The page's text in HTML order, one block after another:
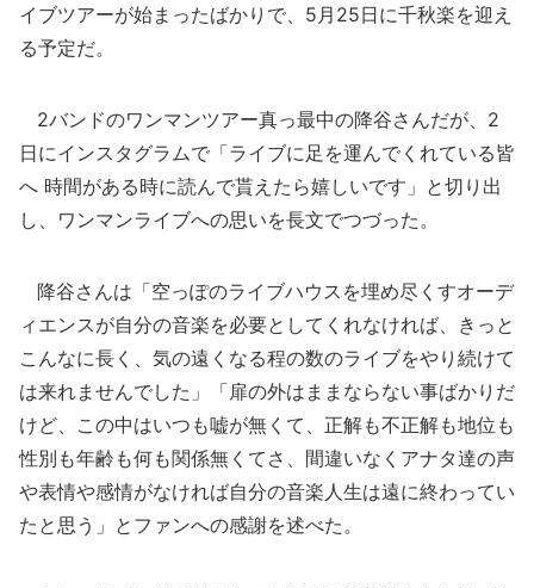
イブツアーが始まったばかりで、5月25日に千秋楽を迎え
る予定だ。
2バンドのワンマンツアー真っ最中の降谷さんだが、2
日にインスタグラムで「ライブに足を運んでくれている皆
へ 時間がある時に読んで貰えたら嬉しいです」と切り出
し、ワンマンライブへの思いを長文でつづった。
降谷さんは「空っぽのライブハウスを埋め尽くすオーデ
ィエンスが自分の音楽を必要としてくれなければ、きっと
こんなに長く、気の遠くなる程の数のライブをやり続けて
は来れませんでした」「扉の外はままならない事ばかりだ
けど、この中はいつも嘘が無くて、正解も不正解も地位も
性別も年齢も何も関係無くてさ、間違いなくアナタ達の声
や表情や感情がなければ自分の音楽人生は遠に終わってい
たと思う」とファンへの感謝を述べた。